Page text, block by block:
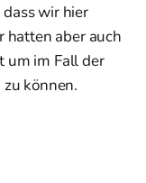
wir hier
hatten aber auch
um im Fall der
können.